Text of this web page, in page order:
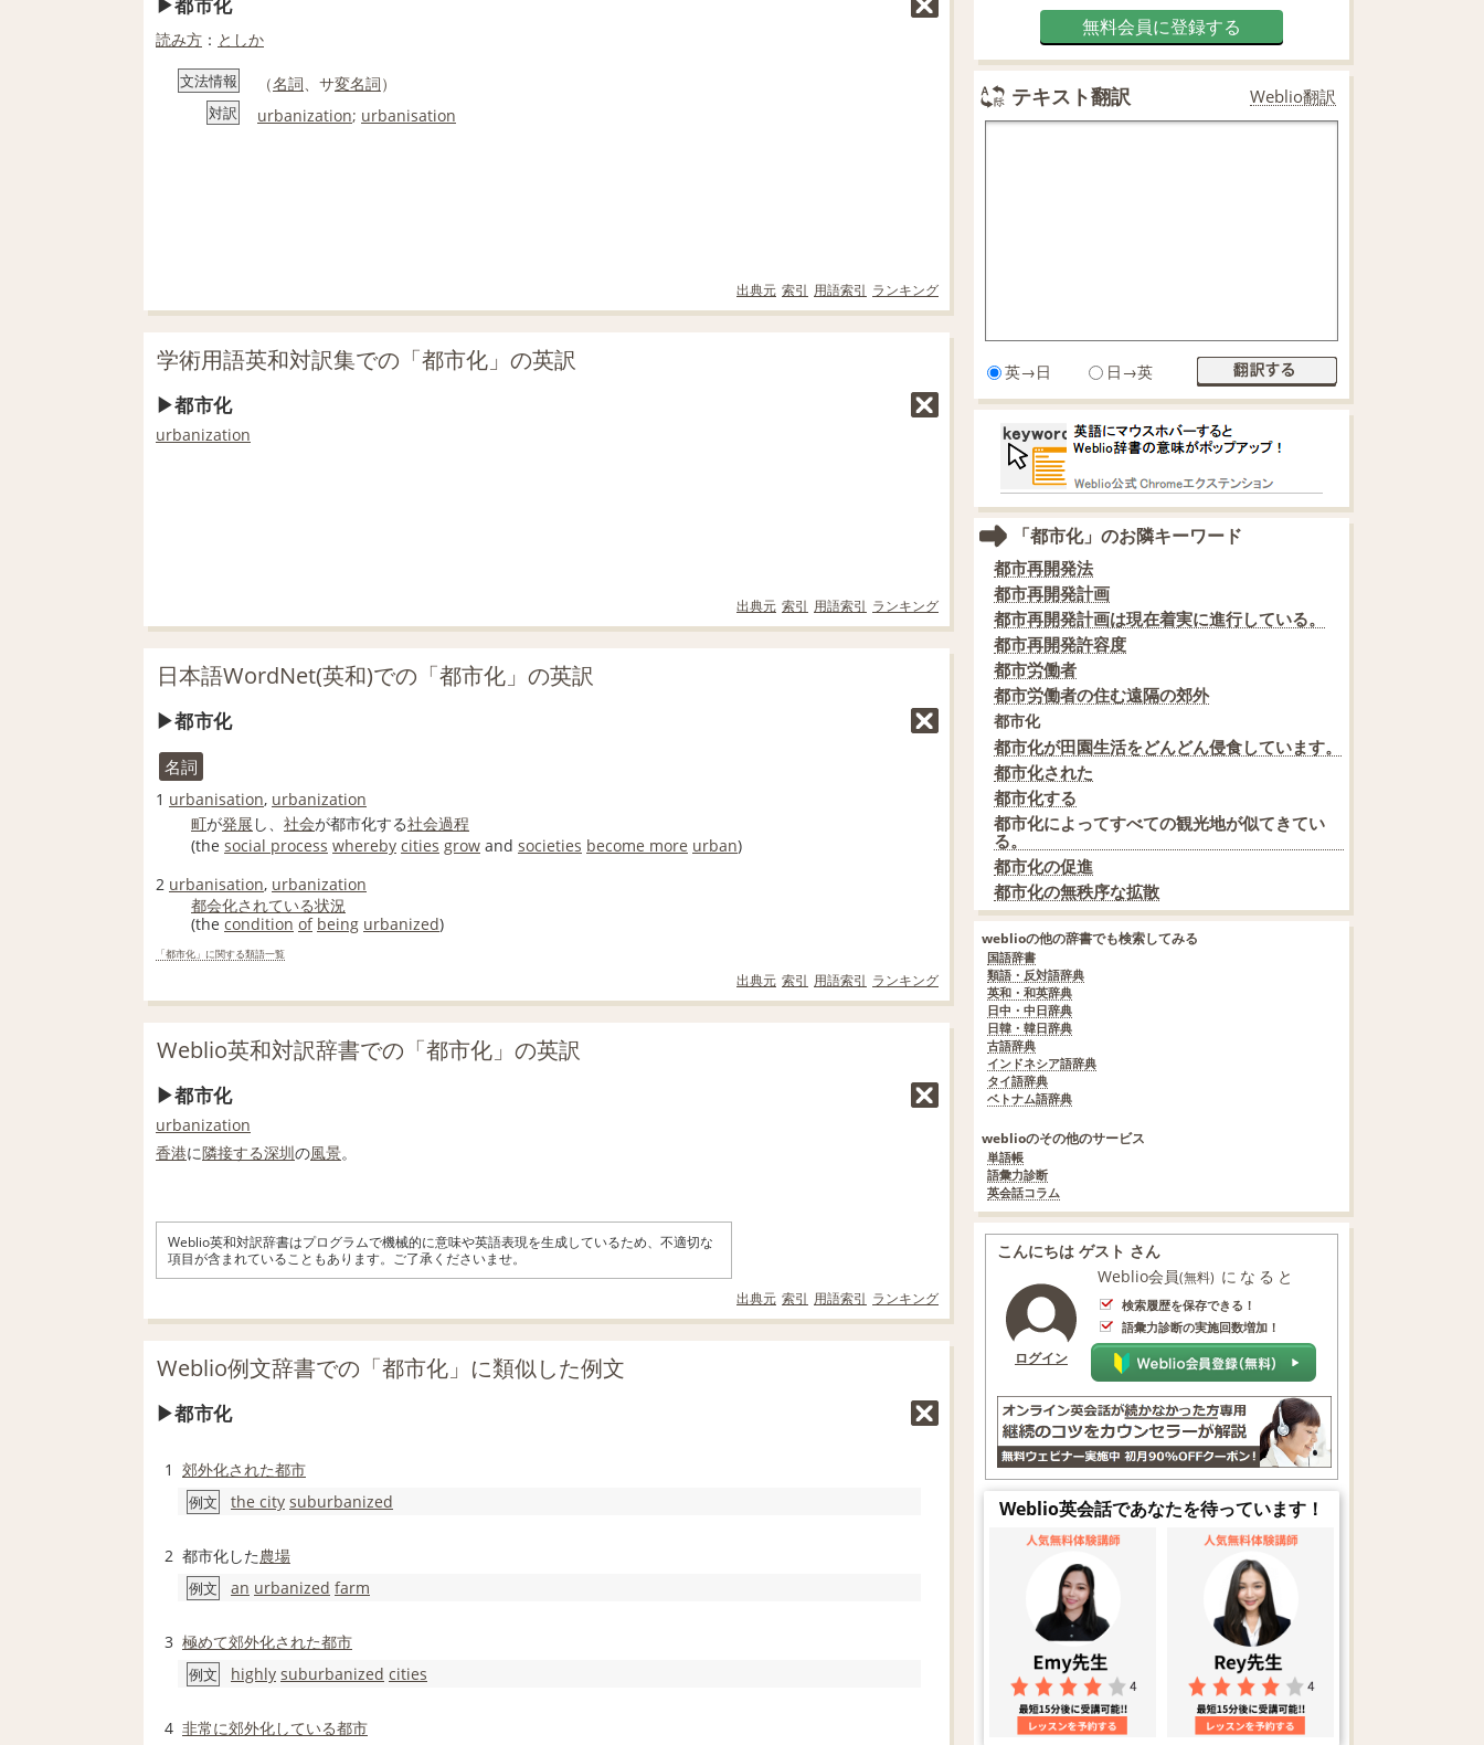
読み方 ： としか
文法情報 （名詞 、サ変名詞）
対訳 urbanization; urbanisation
出典元 索引 用語索引 ランキング
学術用語英和対訳集での「都市化」の英訳
都市化
urbanization
出典元 索引 用語索引 ランキング
日本語WordNet(英和)での「都市化」の英訳
都市化
名詞
1 urbanisation, urbanization
町が発展 し、 社会が都市化する社会過程
(the social process whereby cities grow and societies become more urban)
2 urbanisation, urbanization
都会化されている状況
(the condition of being urbanized)
「都市化」に関する類語一覧
出典元 索引 用語索引 ランキング
Weblio英和対訳辞書での「都市化」の英訳
都市化
urbanization
香港に隣接する深圳の風景。
Weblio英和対訳辞書はプログラムで機械的に意味や英語表現を生成しているため、不適切な
項目が含まれていることもあります。ご了承くださいませ。
出典元 索引 用語索引 ランキング
Weblio例文辞書での「都市化」に類似した例文
都市化
1 郊外化された都市
例文 the city suburbanized
2 都市化した農場
例文 an urbanized farm
3 極めて郊外化された都市
例文 highly suburbanized cities
4 非常に郊外化している都市
無料会員に登録する
テキスト翻訳 Weblio翻訳
英→日 日→英
「都市化」のお隣キーワード
都市再開発法
都市再開発計画
都市再開発計画は現在着実に進行している。
都市再開発許容度
都市労働者
都市労働者の住む遠隔の郊外
都市化
都市化が田園生活をどんどん侵食しています。
都市化された
都市化する
都市化によってすべての観光地が似てきてい
る。
都市化の促進
都市化の無秩序な拡散
weblioの他の辞書でも検索してみる
国語辞書
類語・反対語辞典
英和・和英辞典
日中・中日辞典
日韓・韓日辞典
古語辞典
インドネシア語辞典
タイ語辞典
ベトナム語辞典
weblioのその他のサービス
単語帳
語彙力診断
英会話コラム
こんにちは ゲスト さん
ログイン
Weblio会員(無料) になると
検索履歴を保存できる！
語彙力診断の実施回数増加！
Weblio英会話であなたを待っています！